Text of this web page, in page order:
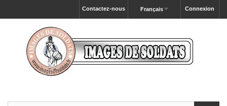
Connexion
Français
Contactez-nous